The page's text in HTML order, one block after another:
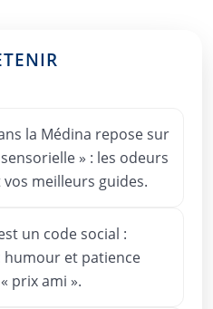
la Médina repose sur
» : les odeurs
meilleurs guides.
un code social :
humour et patience
prix ami ».